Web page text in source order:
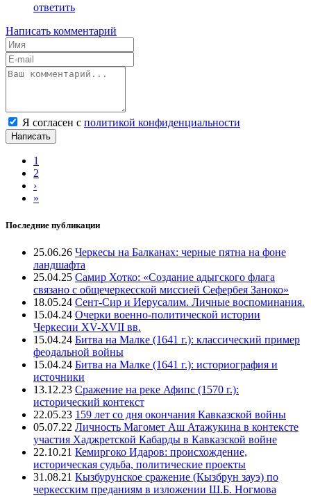
ответить
Написать комментарий
Я согласен с политикой конфиденциальности
Написать
1
2
›
»
Последние публикации
25.06.26 Черкесы на Балканах: черные пятна на фоне
ландшафта
25.04.25 Самир Хотко: «Создание адыгского флага
связано с общечеркесской миссией Сефербея Заноко»
18.05.24 Сент-Сир и Иерусалим. Личные воспоминания.
15.04.24 Очерки военно-политической истории
Черкесии XV-XVII вв.
15.04.24 Битва на Малке (1641 г.): классический пример
феодальной войны
15.04.24 Битва на Малке (1641 г.): историография и
источники
13.12.23 Сражение на реке Афипс (1570 г.):
исторический контекст
22.05.23 159 лет со дня окончания Кавказской войны
05.07.22 Личность Магомет Аш Атажукина в контексте
участия Хаджретской Кабарды в Кавказской войне
22.10.21 Кемиргоко Идаров: происхождение,
историческая судьба, политические проекты
31.08.21 Кызбурунское сражение (Кызбрун зауэ) по
черкесским преданиям в изложении Ш.Б. Ногмова